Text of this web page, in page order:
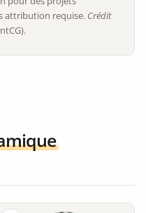
attribution requise. Crédit